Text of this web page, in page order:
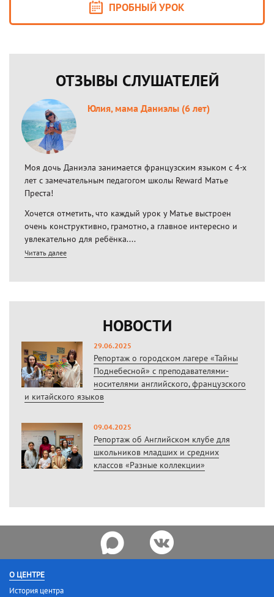
ПРОБНЫЙ УРОК
ОТЗЫВЫ СЛУШАТЕЛЕЙ
Юлия, мама Даниэлы (6 лет)
Моя дочь Даниэла занимается французским языком с 4-х
лет с замечательным педагогом школы Reward Матье
Преста!
Хочется отметить, что каждый урок у Матье выстроен
очень конструктивно, грамотно, а главное интересно и
увлекательно для ребёнка....
Читать далее
НОВОСТИ
29.06.2025
Репортаж о городском лагере «Тайны
Поднебесной» с преподавателями-
носителями английского, французского
и китайского языков
09.04.2025
Репортаж об Английском клубе для
школьников младших и средних
классов «Разные коллекции»
О ЦЕНТРЕ
История центра